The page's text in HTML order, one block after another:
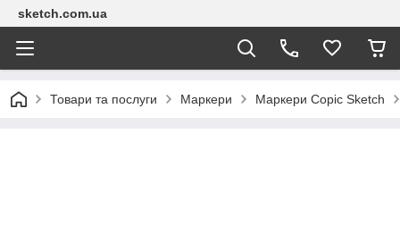
sketch.com.ua
Товари та послуги Маркери Маркери Copic Sketch